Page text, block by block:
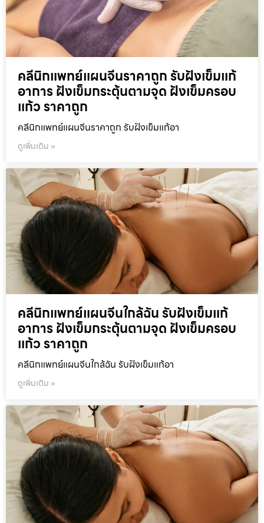
คลีนิกแพทย์แผนจีนราคาถูก รับฝังเข็มแก้
อาการ ฝังเข็มกระตุ้นตามจุด ฝังเข็มครอบ
แก้ว ราคาถูก
คลีนิกแพทย์แผนจีนราคาถูก รับฝังเข็มแก้อา
ดูเพิ่มเติม »
คลีนิกแพทย์แผนจีนใกล้ฉัน รับฝังเข็มแก้
อาการ ฝังเข็มกระตุ้นตามจุด ฝังเข็มครอบ
แก้ว ราคาถูก
คลีนิกแพทย์แผนจีนใกล้ฉัน รับฝังเข็มแก้อา
ดูเพิ่มเติม »